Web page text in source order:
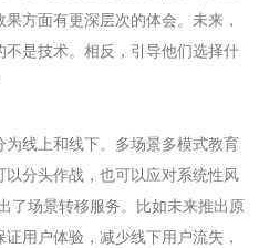
方面有更深层次的体会。未来，
是技术。相反，引导他们选择什
线上和线下。多场景多模式教育
分头作战，也可以应对系统性风
了场景转移服务。比如未来推出原
用户体验，减少线下用户流失，